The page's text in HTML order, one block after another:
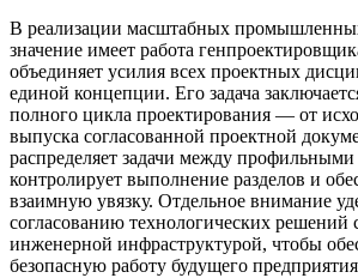
В реализации масштабных
значение имеет работа
объединяет усилия всех проектных
единой концепции. Его задача
полного цикла проектирования — от
выпуска согласованной проектной
распределяет задачи между
контролирует выполнение разделов и
взаимную увязку. Отдельное внимание
согласованию технологических решений
инженерной инфраструктурой, чтобы
безопасную работу будущего